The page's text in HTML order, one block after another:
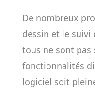
De nombreux
dessin et le suivi
tous ne sont
fonctionnalités
logiciel soit